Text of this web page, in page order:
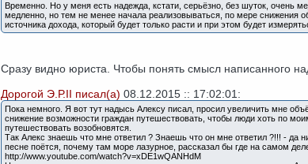
Временно. Но у меня есть надежда, кстати, серьёзно, без шуток, очень
медленно, но тем не менее начала реализовываться, по мере снижения
источника дохода, который будет только расти и при этом будет
Сразу видно юриста. Чтобы понять смысл написанного
Дорогой Э.Р.II писал(а) 08.12.2015 :: 17:02:01:
Пока немного. Я вот тут надысь Алексу писал, просил увеличить мне
снижение возможности граждан путешествовать, чтобы люди хоть по
путешествовать возобновятся.
Так Алекс знаешь что мне ответил ? Знаешь что он мне ответил ?!!! - да
песне поётся, почему там море лазурное, рассказал бы где на самом
http://www.youtube.com/watch?v=xDE1wQANHdM